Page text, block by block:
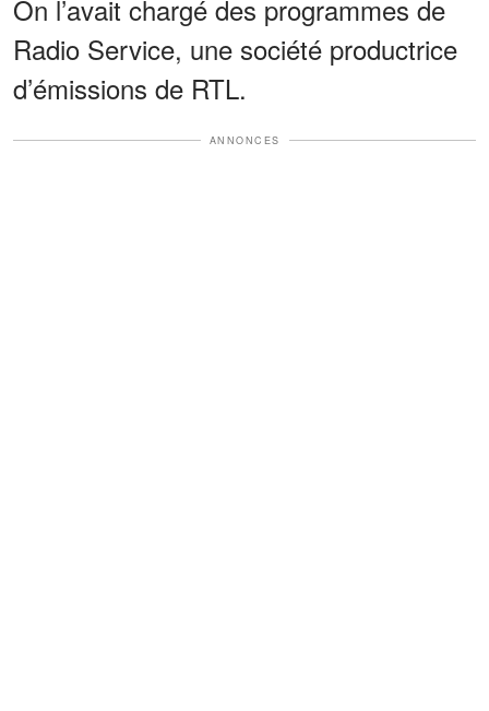
On l’avait chargé des programmes de
Radio Service, une société productrice
d’émissions de RTL.
ANNONCES